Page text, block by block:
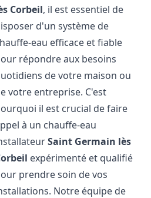
Corbeil, il est essentiel de
d'un système de
eau efficace et fiable
répondre aux besoins
de votre maison ou
votre entreprise. C'est
il est crucial de faire
à un chauffe-eau
Saint Germain lès
expérimenté et qualifié
prendre soin de vos
Notre équipe de